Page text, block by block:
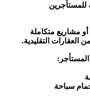
مشاريع متكاملة
العقارات التقليدية.
سباحة